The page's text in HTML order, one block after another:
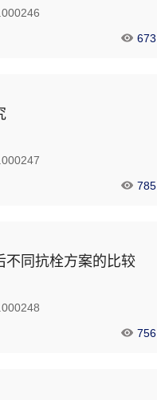
673
785
不同抗栓方案的比较
756